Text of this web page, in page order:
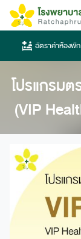
Skip
content
โทรศัพท์
ไทย
ไทย
English
Chinese
อัตราค่าห้องพัก
โปรแกรม
(VIP